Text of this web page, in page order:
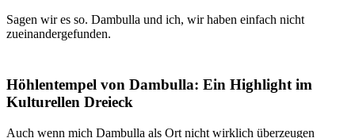
Sagen wir es so. Dambulla und ich, wir haben einfach nicht
zueinandergefunden.
Höhlentempel von Dambulla: Ein Highlight im
Kulturellen Dreieck
Auch wenn mich Dambulla als Ort nicht wirklich überzeugen